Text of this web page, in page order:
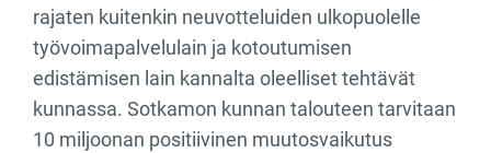
rajaten kuitenkin neuvotteluiden ulkopuolelle
työvoimapalvelulain ja kotoutumisen
edistämisen lain kannalta oleelliset tehtävät
kunnassa. Sotkamon kunnan talouteen tarvitaan
10 miljoonan positiivinen muutosvaikutus